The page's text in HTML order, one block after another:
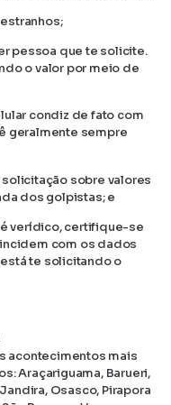
pessoa que te solicite.
o valor por meio de
condiz de fato com
geralmente sempre
sobre valores
dos golpistas; e
verídico, certifique-se
com os dados
te solicitando o
acontecimentos mais
Araçariguama, Barueri,
Osasco, Pirapora